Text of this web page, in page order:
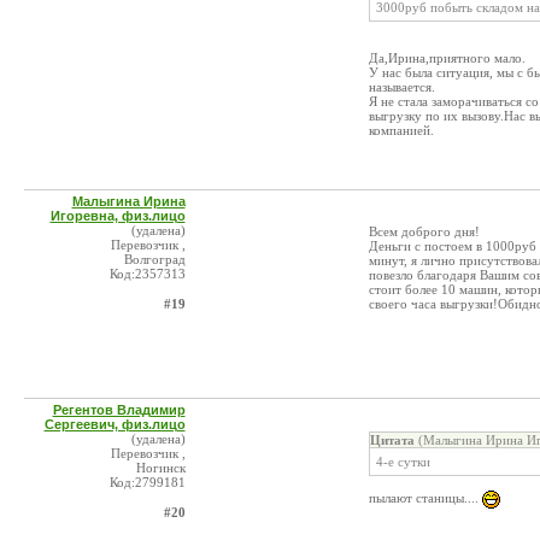
3000руб побыть складом
Да,Ирина,приятного мало.
У нас была ситуация, мы с
называется.
Я не стала заморачиваться
выгрузку по их вызову.Нас
компанией.
Малыгина Ирина
Игоревна, физ.лицо
(удалена)
Перевозчик ,
Волгоград
Код:2357313
#19
Всем доброго дня!
Деньги с постоем в
минут, я лично
повезло благодаря Вашим
стоит более 10 машин,
своего часа
Регентов Владимир
Сергеевич, физ.лицо
(удалена)
Перевозчик ,
Ногинск
Код:2799181
#20
Цитата (Малыгина Ирина
4-е сутки
пылают станицы....